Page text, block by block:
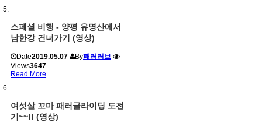
스페셜 비행 - 양평 유명산에서
남한강 건너가기 (영상)
Date2019.05.07 By패러러브
Views3647
Read More
여섯살 꼬마 패러글라이딩 도전
기~~!! (영상)